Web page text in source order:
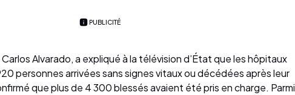
PUBLICITÉ
Alvarado, a expliqué à la télévision d’État que les hôpitaux
personnes arrivées sans signes vitaux ou décédées après leur
que plus de 4 300 blessés avaient été pris en charge. Parmi